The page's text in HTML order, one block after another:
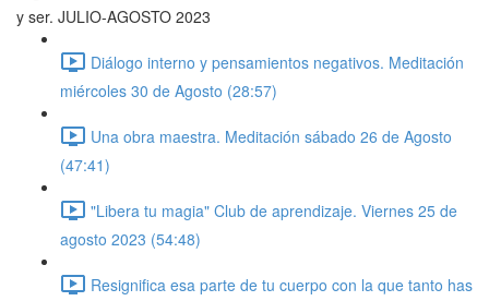
y ser. JULIO-AGOSTO 2023
Diálogo interno y pensamientos negativos. Meditación
miércoles 30 de Agosto (28:57)
Una obra maestra. Meditación sábado 26 de Agosto
(47:41)
"Libera tu magia" Club de aprendizaje. Viernes 25 de
agosto 2023 (54:48)
Resignifica esa parte de tu cuerpo con la que tanto has